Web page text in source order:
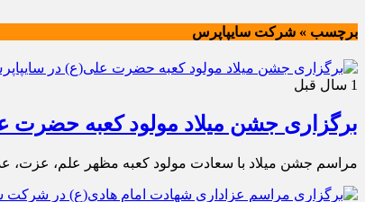
برچسب » شرکت سایپاپرس
1 سال قبل
برگزاری جشن میلاد مولود کعبه حضرت
مراسم جشن میلاد با سعادت مولود کعبه مظهر علم،